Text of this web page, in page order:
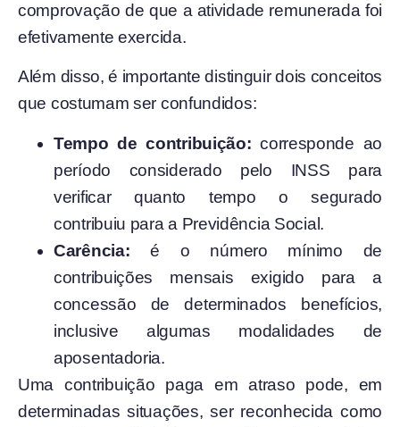
comprovação de que a atividade remunerada foi
efetivamente exercida.
Além disso, é importante distinguir dois conceitos
que costumam ser confundidos:
Tempo de contribuição: corresponde ao
período considerado pelo INSS para
verificar quanto tempo o segurado
contribuiu para a Previdência Social.
Carência: é o número mínimo de
contribuições mensais exigido para a
concessão de determinados benefícios,
inclusive algumas modalidades de
aposentadoria.
Uma contribuição paga em atraso pode, em
determinadas situações, ser reconhecida como